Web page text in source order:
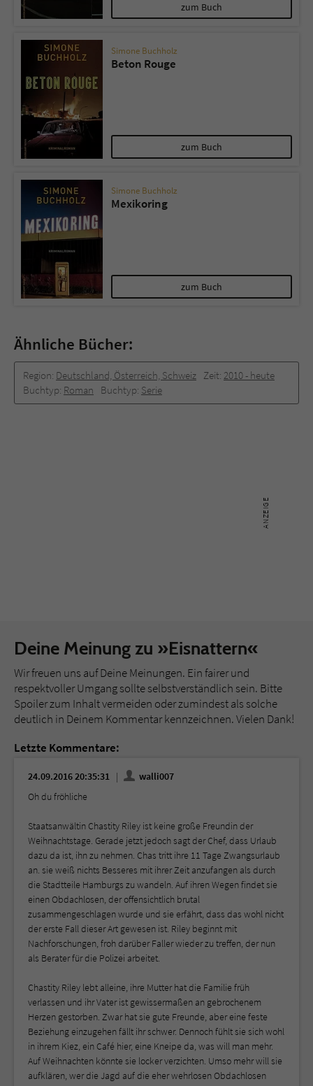
zum Buch
Simone Buchholz
Beton Rouge
zum Buch
Simone Buchholz
Mexikoring
zum Buch
Ähnliche Bücher:
Region: Deutschland, Österreich, Schweiz Zeit: 2010 -­ heute
Buchtyp: Roman Buchtyp: Serie
Deine Meinung zu »Eisnattern«
Wir freuen uns auf Deine Meinungen. Ein fairer und
respektvoller Umgang sollte selbstverständlich sein. Bitte
Spoiler zum Inhalt vermeiden oder zumindest als solche
deutlich in Deinem Kommentar kennzeichnen. Vielen Dank!
Letzte Kommentare:
24.09.2016 20:35:31
walli007
Oh du fröhliche
Staatsanwältin Chastity Riley ist keine große Freundin der
Weihnachtstage. Gerade jetzt jedoch sagt der Chef, dass Urlaub
dazu da ist, ihn zu nehmen. Chas tritt ihre 11 Tage Zwangsurlaub
an. sie weiß nichts Besseres mit ihrer Zeit anzufangen als durch
die Stadtteile Hamburgs zu wandeln. Auf ihren Wegen findet sie
einen Obdachlosen, der offensichtlich brutal
zusammengeschlagen wurde und sie erfährt, dass das wohl nicht
der erste Fall dieser Art gewesen ist. Riley beginnt mit
Nachforschungen, froh darüber Faller wieder zu treffen, der nun
als Berater für die Polizei arbeitet.
Chastity Riley lebt alleine, ihre Mutter hat die Familie früh
verlassen und ihr Vater ist gewissermaßen an gebrochenem
Herzen gestorben. Zwar hat sie gute Freunde, aber eine feste
Beziehung einzugehen fällt ihr schwer. Dennoch fühlt sie sich wohl
in ihrem Kiez, ein Café hier, eine Kneipe da, was will man mehr.
Auf Weihnachten könnte sie locker verzichten. Umso mehr will sie
aufklären, wer die Jagd auf die eher wehrlosen Obdachlosen